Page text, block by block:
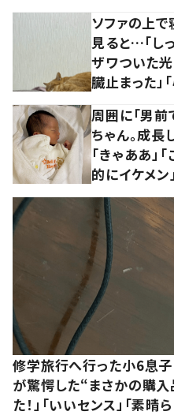
ソファの上で
見ると…「し
ザワついた光
臓止まった」
周囲に「男前
ちゃん。成
「きゃああ」
的にイケメン」
修学旅行へ行った小6息子
が驚愕した“まさかの購
た！」「いいセンス」「素晴ら